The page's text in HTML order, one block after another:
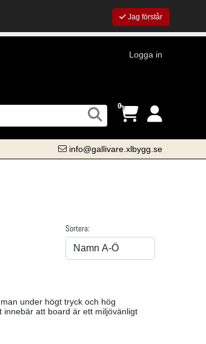
Jag förstår
Logga in
0
info@gallivare.xlbygg.se
Sortera:
under högt tryck och hög
att board är ett miljövänligt